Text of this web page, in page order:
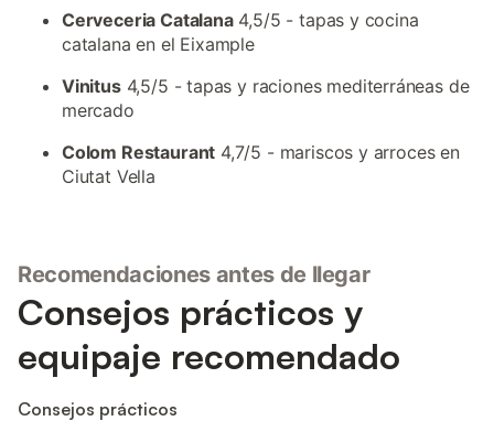
Cerveceria Catalana4,5/5 - tapas y cocina
catalana en el Eixample
Vinitus4,5/5 - tapas y raciones mediterráneas de
mercado
Colom Restaurant 4,7/5 - mariscos y arroces en
Ciutat Vella
Recomendaciones antes de llegar
Consejos prácticos y
equipaje recomendado
Consejos prácticos